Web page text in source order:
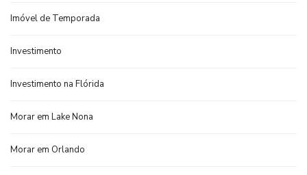
Imóvel de Temporada
Investimento
Investimento na Flórida
Morar em Lake Nona
Morar em Orlando